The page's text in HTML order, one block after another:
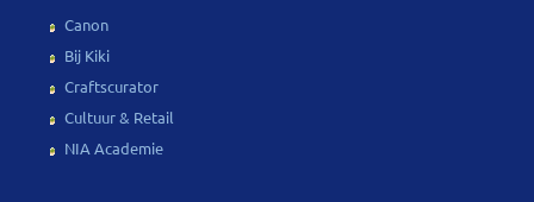
Canon
Bij Kiki
Craftscurator
Cultuur & Retail
NIA Academie